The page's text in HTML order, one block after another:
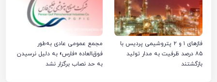
فازهای ۱ و ۲ پتروشیمی پردیس با
۸۵ درصد ظرفیت به مدار تولید
بازگشتند
مجمع عمومی عادی به‌طور
فوق‌العاده «فارس» به دلیل نرسیدن
به حد نصاب برگزار نشد